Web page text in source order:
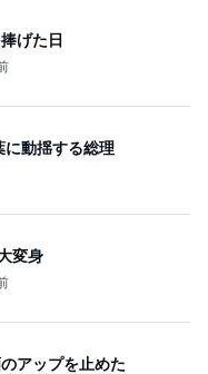
げた日
に動揺する総理
変身
アップを止めた